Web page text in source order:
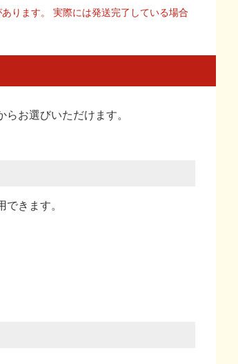
ります。 実際には発送完了している場合
らお選びいただけます。
きます。